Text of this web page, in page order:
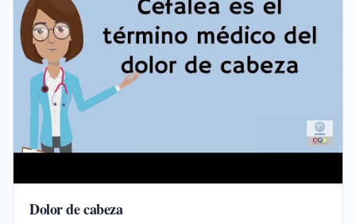
Dolor de cabeza